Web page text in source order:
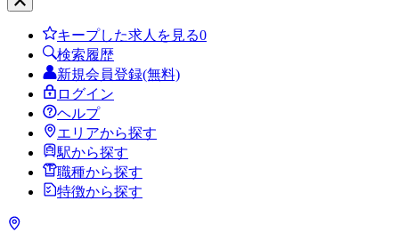
キープした求人を見る0
検索履歴
新規会員登録(無料)
ログイン
ヘルプ
エリアから探す
駅から探す
職種から探す
特徴から探す